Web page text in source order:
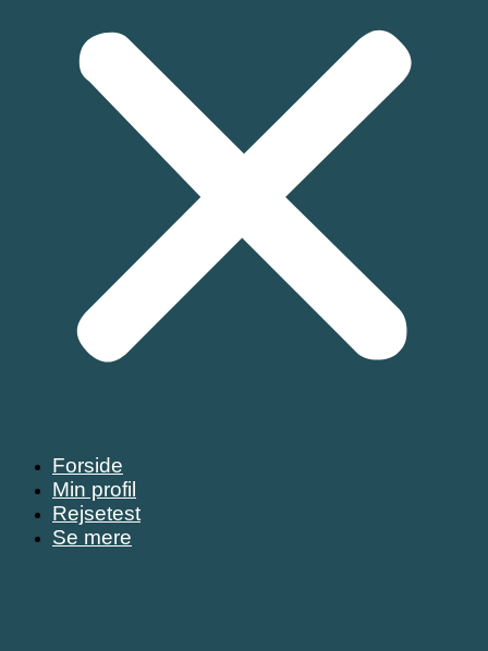
Forside
Min profil
Rejsetest
Se mere